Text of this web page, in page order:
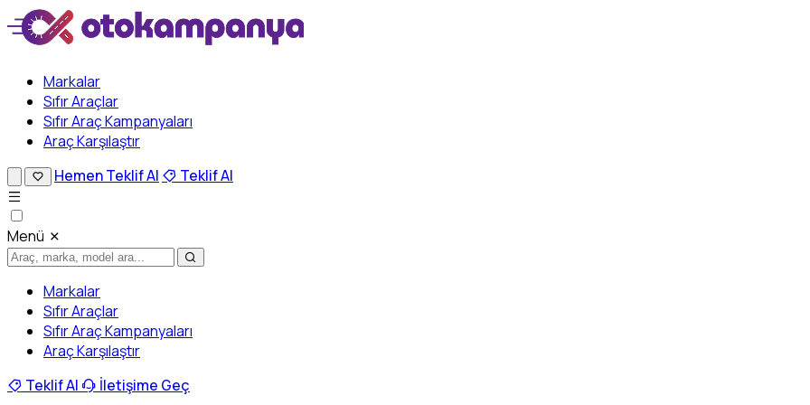
Markalar
Sıfır Araçlar
Sıfır Araç Kampanyaları
Araç Karşılaştır
Hemen Teklif Al
Teklif Al
Menü
Markalar
Sıfır Araçlar
Sıfır Araç Kampanyaları
Araç Karşılaştır
Teklif Al
İletişime Geç